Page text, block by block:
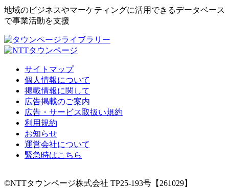
地域のビジネスやマーケティングに活用できるデータベース
で事業活動を支援
サイトマップ
個人情報について
掲載情報に関して
広告掲載のご案内
広告・サービス取扱い規約
利用規約
お知らせ
運営会社について
緊急時はこちら
©NTTタウンページ株式会社 TP25-193号【261029】